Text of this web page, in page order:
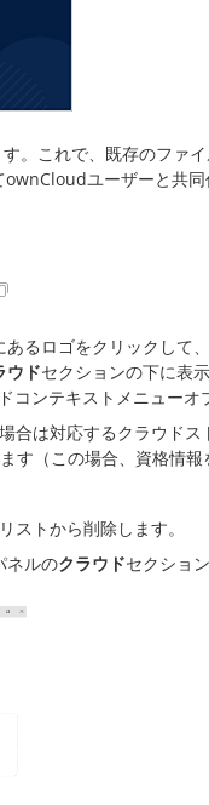
。これで、既存のファ
ユーザーと共同
るロゴをクリックして
ウドセクションの下に表
コンテキストメニューオ
合は対応するクラウド
す（この場合、資格情報
ストから削除します。
ネルのクラウドセクショ